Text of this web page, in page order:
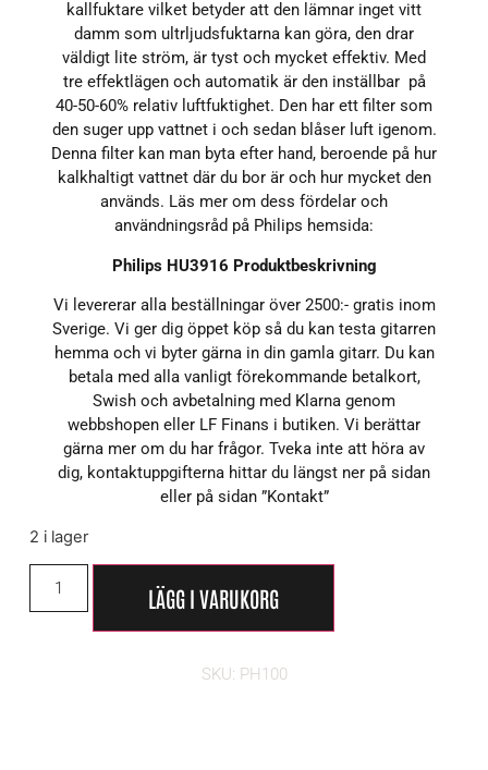
kallfuktare vilket betyder att den lämnar inget vitt
damm som ultrljudsfuktarna kan göra, den drar
väldigt lite ström, är tyst och mycket effektiv. Med
tre effektlägen och automatik är den inställbar på
40-50-60% relativ luftfuktighet. Den har ett filter som
den suger upp vattnet i och sedan blåser luft igenom.
Denna filter kan man byta efter hand, beroende på hur
kalkhaltigt vattnet där du bor är och hur mycket den
används. Läs mer om dess fördelar och
användningsråd på Philips hemsida:
Philips HU3916 Produktbeskrivning
Vi levererar alla beställningar över 2500:- gratis inom
Sverige. Vi ger dig öppet köp så du kan testa gitarren
hemma och vi byter gärna in din gamla gitarr. Du kan
betala med alla vanligt förekommande betalkort,
Swish och avbetalning med Klarna genom
webbshopen eller LF Finans i butiken. Vi berättar
gärna mer om du har frågor. Tveka inte att höra av
dig, kontaktuppgifterna hittar du längst ner på sidan
eller på sidan ”Kontakt”
2 i lager
LÄGG I VARUKORG
SKU: PH100